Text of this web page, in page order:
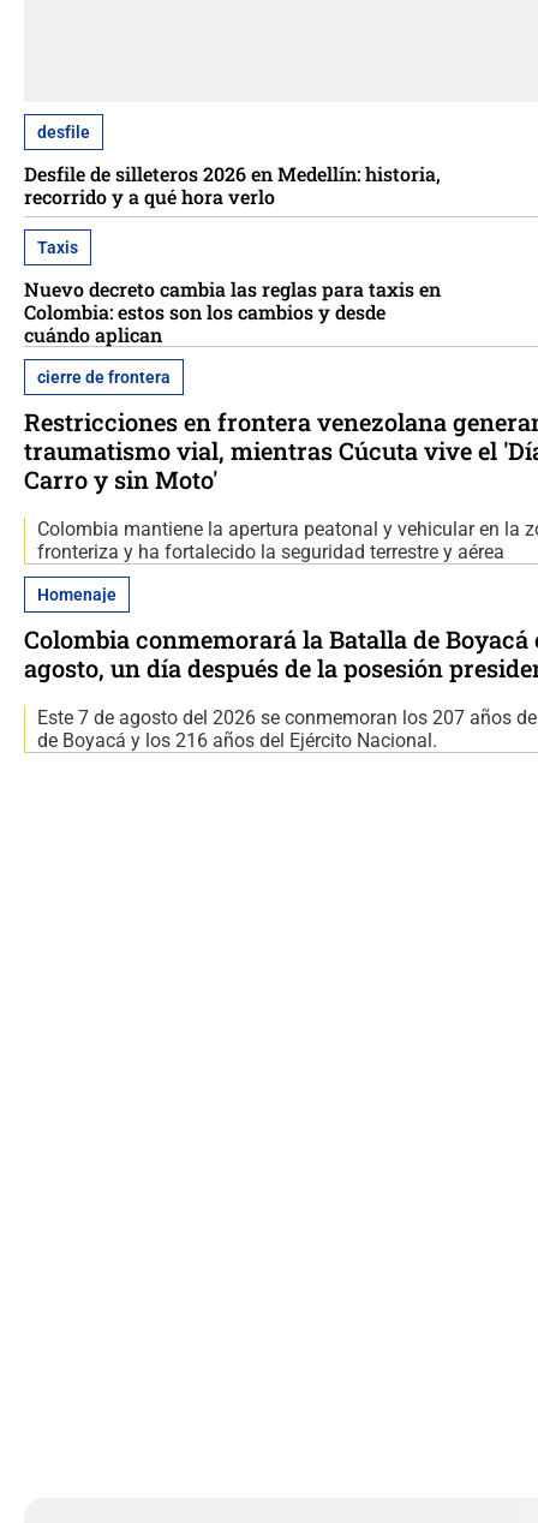
desfile
Desfile de silleteros 2026 en Medellín: historia,
recorrido y a qué hora verlo
Taxis
Nuevo decreto cambia las reglas para taxis en
Colombia: estos son los cambios y desde
cuándo aplican
cierre de frontera
Restricciones en frontera venezolana
traumatismo vial, mientras Cúcuta vive el
Carro y sin Moto'
Colombia mantiene la apertura peatonal y vehicular en la
fronteriza y ha fortalecido la seguridad terrestre y aérea
Homenaje
Colombia conmemorará la Batalla de Boyacá
agosto, un día después de la posesión
Este 7 de agosto del 2026 se conmemoran los 207 años
de Boyacá y los 216 años del Ejército Nacional.